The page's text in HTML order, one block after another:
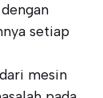
setiap
mesin